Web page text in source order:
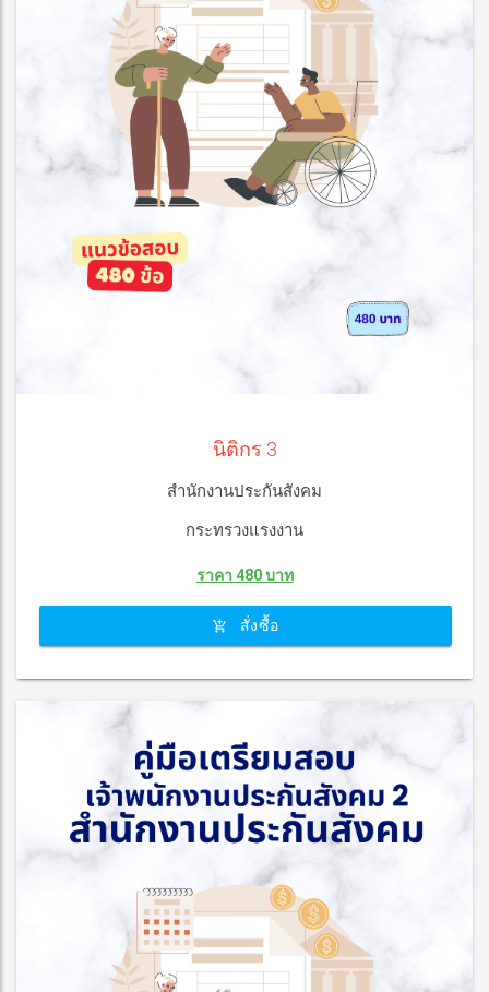
นิติกร 3
สำนักงานประกันสังคม
กระทรวงแรงงาน
ราคา 480 บาท
สั่งซื้อ